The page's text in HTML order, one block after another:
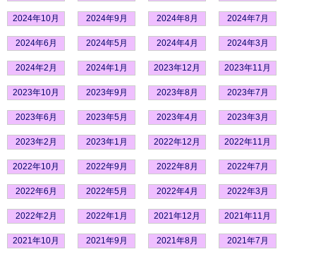
2024年10月 2024年9月 2024年8月 2024年7月
2024年6月 2024年5月 2024年4月 2024年3月
2024年2月 2024年1月 2023年12月 2023年11月
2023年10月 2023年9月 2023年8月 2023年7月
2023年6月 2023年5月 2023年4月 2023年3月
2023年2月 2023年1月 2022年12月 2022年11月
2022年10月 2022年9月 2022年8月 2022年7月
2022年6月 2022年5月 2022年4月 2022年3月
2022年2月 2022年1月 2021年12月 2021年11月
2021年10月 2021年9月 2021年8月 2021年7月